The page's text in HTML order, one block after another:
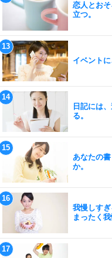
恋人とお
立つ。
イベント
日記には
る。
あなたの
か。
我慢しすぎ
まったく